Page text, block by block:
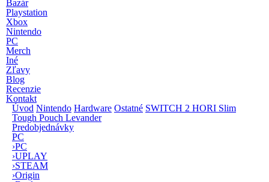
Bazár
Playstation
Xbox
Nintendo
PC
Merch
Iné
Zľavy
Blog
Recenzie
Kontakt
Úvod Nintendo Hardware Ostatné SWITCH 2 HORI Slim
Tough Pouch Levander
Predobjednávky
PC
›PC
›UPLAY
›STEAM
›Origin